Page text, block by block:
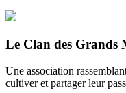
Le Clan des Grands
Une association
cultiver et partager leur